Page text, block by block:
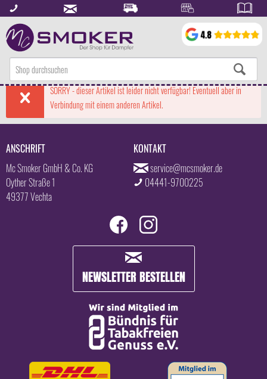
SORRY - dieser Artikel ist leider nicht verfügbar! Eventuell aber in
Verbindung mit einem anderen Artikel.
ANSCHRIFT
Mc Smoker GmbH & Co. KG
Oyther Straße 1
49377 Vechta
KONTAKT
service@mcsmoker.de
04441-9700225
NEWSLETTER BESTELLEN